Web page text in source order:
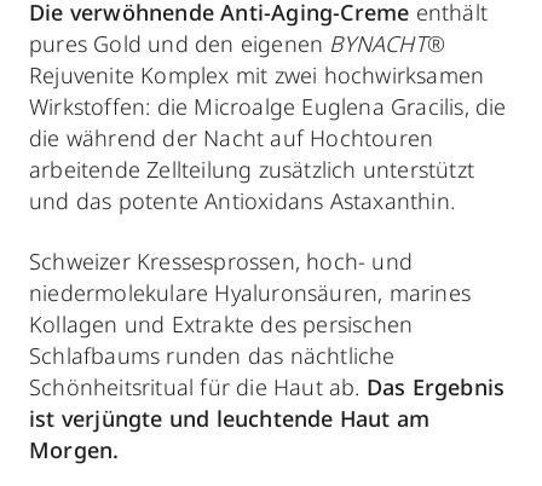
Die verwöhnende Anti-Aging-Creme enthält
pures Gold und den eigenen BYNACHT®
Rejuvenite Komplex mit zwei hochwirksamen
Wirkstoffen: die Microalge Euglena Gracilis, die
die während der Nacht auf Hochtouren
arbeitende Zellteilung zusätzlich unterstützt
und das potente Antioxidans Astaxanthin.
Schweizer Kressesprossen, hoch- und
niedermolekulare Hyaluronsäuren, marines
Kollagen und Extrakte des persischen
Schlafbaums runden das nächtliche
Schönheitsritual für die Haut ab. Das Ergebnis
ist verjüngte und leuchtende Haut am
Morgen.